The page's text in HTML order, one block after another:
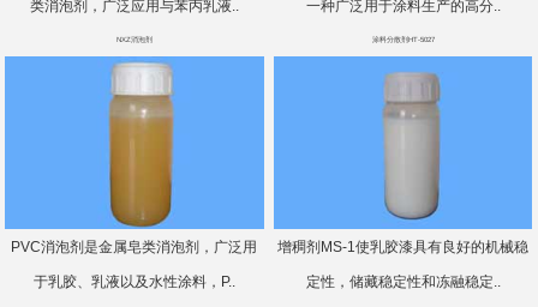
类消泡剂，广泛应用与苯丙乳液..
NXZ消泡剂
一种广泛用于涂料生产的高分..
涂料分散剂HT-5027
PVC消泡剂是金属皂类消泡剂，广泛用
于乳胶、乳液以及水性涂料，P..
增稠剂MS-1使乳胶漆具有良好的机械稳
定性，储藏稳定性和冻融稳定..